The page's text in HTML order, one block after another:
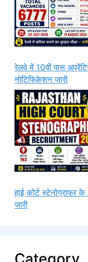
रेलवे में 10वीं पास
नोटिफिकेशन जारी
हाई कोर्ट स्टेनोग्राफर
जारी